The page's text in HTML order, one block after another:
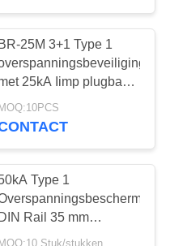
van
67
BR-25M 3+1 Type 1
25kA Iimp plugbaar
en
thermoplastische UL94-
MOQ:10PCS
Type 1
DIN Rail 35 mm
MOQ:10 Stuk/stukken